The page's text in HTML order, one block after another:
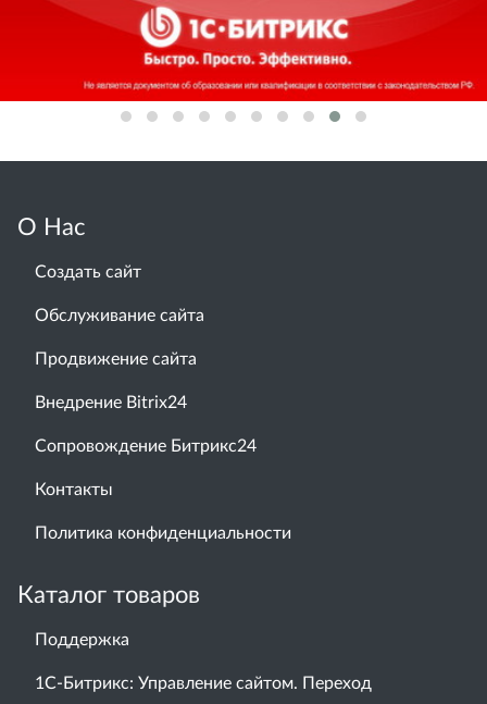
О Нас
Создать сайт
Обслуживание сайта
Продвижение сайта
Внедрение Bitrix24
Сопровождение Битрикс24
Контакты
Политика конфиденциальности
Каталог товаров
Поддержка
1С-Битрикс: Управление сайтом. Переход